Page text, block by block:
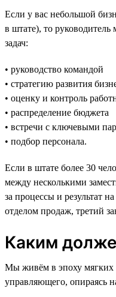
Если у вас небольшой
в штате), то руководитель
задач:
• руководство командой
• стратегию развития
• оценку и контроль
• распределение бюджета
• встречи с ключевыми
• подбор персонала.
Если в штате более 30
между несколькими
за процессы и результат
отделом продаж, третий
Каким
Мы живём в эпоху мягких
управляющего, опираясь